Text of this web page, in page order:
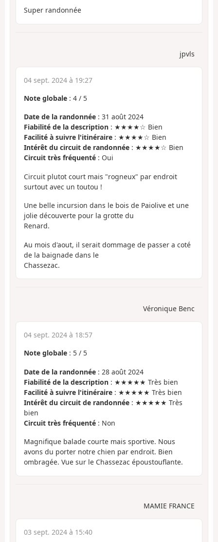
Super randonnée
jpvls
04 sept. 2024 à 19:27
Note globale : 4 / 5
Date de la randonnée : 31 août 2024
Fiabilité de la description : ★★★★☆ Bien
Facilité à suivre l'itinéraire : ★★★★☆ Bien
Intérêt du circuit de randonnée : ★★★★☆ Bien
Circuit très fréquenté : Oui
Circuit plutot court mais "rogneux" par endroit
surtout avec un toutou !
Une belle incursion dans le bois de Paiolive et une
jolie découverte pour la grotte du
Renard.
Au mois d'aout, il serait dommage de passer a coté
de la baignade dans le
Chassezac.
Véronique Benc
04 sept. 2024 à 18:57
Note globale : 5 / 5
Date de la randonnée : 28 août 2024
Fiabilité de la description : ★★★★★ Très bien
Facilité à suivre l'itinéraire : ★★★★★ Très bien
Intérêt du circuit de randonnée : ★★★★★ Très
bien
Circuit très fréquenté : Non
Magnifique balade courte mais sportive. Nous
avons du porter notre chien par endroit. Bien
ombragée. Vue sur le Chassezac époustouflante.
MAMIE FRANCE
03 sept. 2024 à 15:40